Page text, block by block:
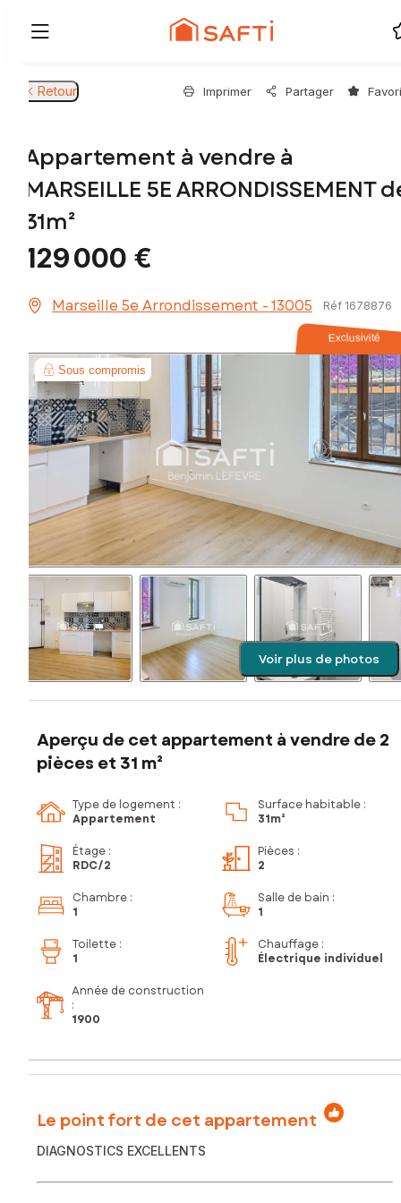
Retour Imprimer Partager
Appartement à vendre à
MARSEILLE 5E ARRONDISSEMENT
31m²
129 000 €
Marseille 5e Arrondissement - 13005 Réf 1678876
Exclusivité
Sous compromis
Voir plus de photos
Aperçu de cet appartement à vendre de 2
pièces et 31 m²
Type de logement :
Appartement
Surface habitable :
31m²
Étage :
RDC/2
Pièces :
2
Chambre :
1
Salle de bain :
1
Toilette :
1
Chauffage :
Électrique individuel
Année de construction
:
1900
Le point fort de cet appartement
DIAGNOSTICS EXCELLENTS